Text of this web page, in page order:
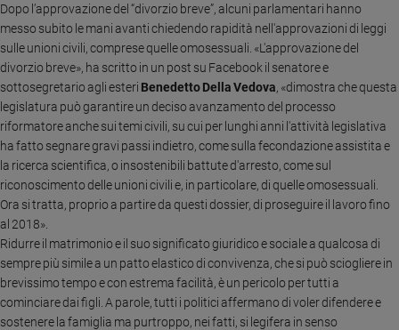
Libri
Musica
Arte
Famiglia
ed
educazione
Genitori
e
figli
Nonni
Coppia
Dopo l’approvazione del “divorzio breve”, alcuni parlamentari hanno
messo subito le mani avanti chiedendo rapidità nell'approvazioni di leggi
sulle unioni civili, comprese quelle omosessuali. «L'approvazione del
divorzio breve», ha scritto in un post su Facebook il senatore e
sottosegretario agli esteri Benedetto Della Vedova, «dimostra che questa
legislatura può garantire un deciso avanzamento del processo
riformatore anche sui temi civili, su cui per lunghi anni l'attività legislativa
ha fatto segnare gravi passi indietro, come sulla fecondazione assistita e
la ricerca scientifica, o insostenibili battute d'arresto, come sul
riconoscimento delle unioni civili e, in particolare, di quelle omosessuali.
Ora si tratta, proprio a partire da questi dossier, di proseguire il lavoro fino
al 2018».
Ridurre il matrimonio e il suo significato giuridico e sociale a qualcosa di
sempre più simile a un patto elastico di convivenza, che si può sciogliere in
brevissimo tempo e con estrema facilità, è un pericolo per tutti a
cominciare dai figli. A parole, tutti i politici affermano di voler difendere e
sostenere la famiglia ma purtroppo, nei fatti, si legifera in senso